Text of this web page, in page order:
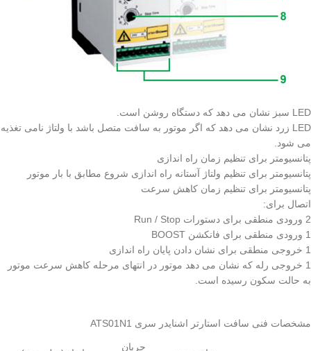
LED سبز نشان می دهد که دستگاه روشن است.
LED زرد نشان می دهد که اگر موتور به سافت متصل باشد با ولتاژ نامی تغذیه
می شود.
پتانسیومتر برای تنظیم زمان راه اندازی
پتانسیومتر برای تنظیم ولتاژ آستانه راه اندازی شروع مطابق با بار موتور
پتانسیومتر برای تنظیم زمان کاهش سرعت
اتصال برای:
2 ورودی منطقی برای دستورات Run / Stop
1 ورودی منطقی برای فانکشن BOOST
1 خروجی منطقی برای نشان دادن پایان راه اندازی
1 خروجی رله که نشان می دهد موتور در انتهای مرحله کاهش سرعت موتور
به حالت سکون رسیده است.
مشخصات فنی سافت استارتر اشنایدر سری ATS01N1
جریان